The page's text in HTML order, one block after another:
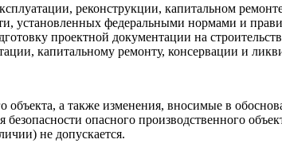
реконструкции, капитальном
установленных федеральными нормами и
проектной документации на
капитальному ремонту, консервации и
а также изменения, вносимые в
опасного производственного
не допускается.